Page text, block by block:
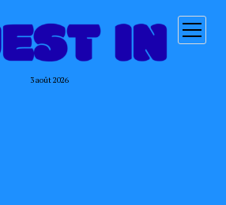
3 août 2026
ouvrir
menu